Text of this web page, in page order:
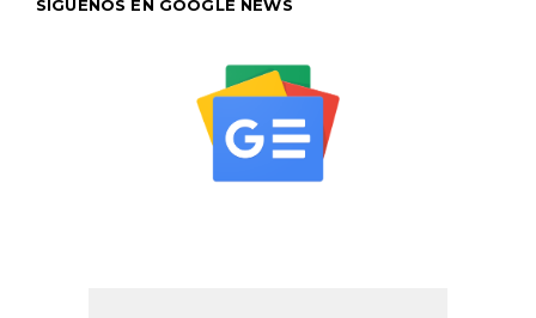
SÍGUENOS EN GOOGLE NEWS